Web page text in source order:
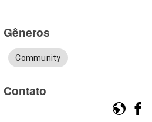
Gêneros
Community
Contato